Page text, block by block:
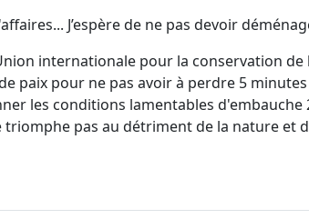
J’espère de ne pas devoir
internationale pour la conservation de
paix pour ne pas avoir à perdre 5 minutes
les conditions lamentables d'embauche
pas au détriment de la nature et